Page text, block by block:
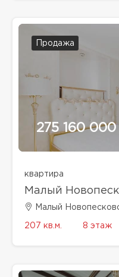
Продажа
275 160
квартира
Малый
Малый
207 кв.м. 8 этаж